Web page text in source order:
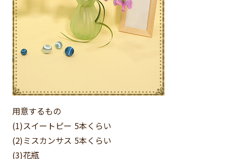
用意するもの
(1)スイートピー 5本くらい
(2)ミスカンサス 5本くらい
(3)花瓶